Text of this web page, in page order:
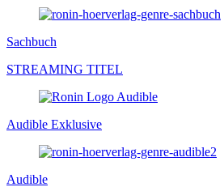
Sachbuch
STREAMING TITEL
Audible Exklusive
Audible